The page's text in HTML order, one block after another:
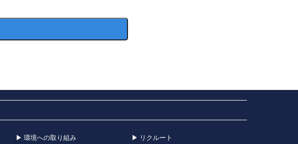
環境への取り組み リクルート